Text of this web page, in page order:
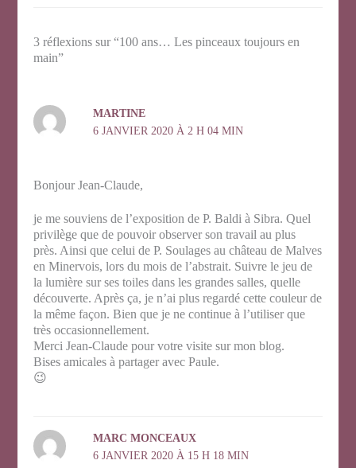
3 réflexions sur “100 ans… Les pinceaux toujours en
main”
MARTINE
6 JANVIER 2020 À 2 H 04 MIN
Bonjour Jean-Claude,
je me souviens de l’exposition de P. Baldi à Sibra. Quel
privilège que de pouvoir observer son travail au plus
près. Ainsi que celui de P. Soulages au château de Malves
en Minervois, lors du mois de l’abstrait. Suivre le jeu de
la lumière sur ses toiles dans les grandes salles, quelle
découverte. Après ça, je n’ai plus regardé cette couleur de
la même façon. Bien que je ne continue à l’utiliser que
très occasionnellement.
Merci Jean-Claude pour votre visite sur mon blog.
Bises amicales à partager avec Paule.
😉
MARC MONCEAUX
6 JANVIER 2020 À 15 H 18 MIN